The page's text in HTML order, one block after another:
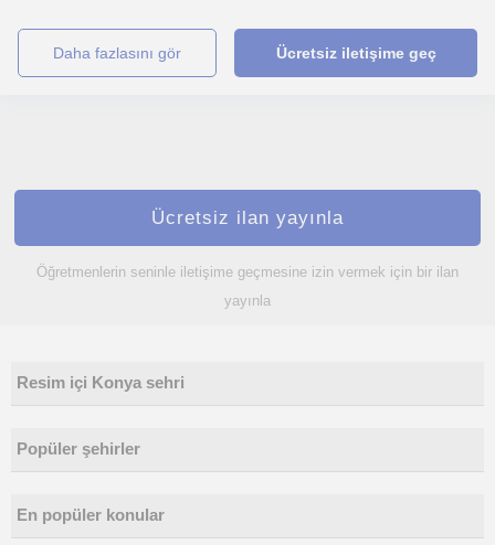
daha fazlasını gör Ücretsiz iletişime geç
Ücretsiz ilan yayınla
Öğretmenlerin seninle iletişime geçmesine izin vermek için bir ilan
yayınla
Resim içi Konya sehri
Popüler şehirler
En popüler konular